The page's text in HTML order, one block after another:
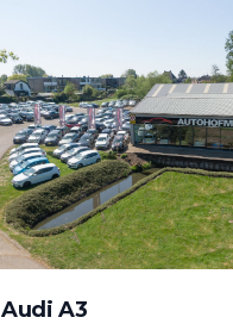
Audi A3